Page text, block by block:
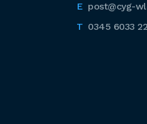
post@cyg-
0345 6033